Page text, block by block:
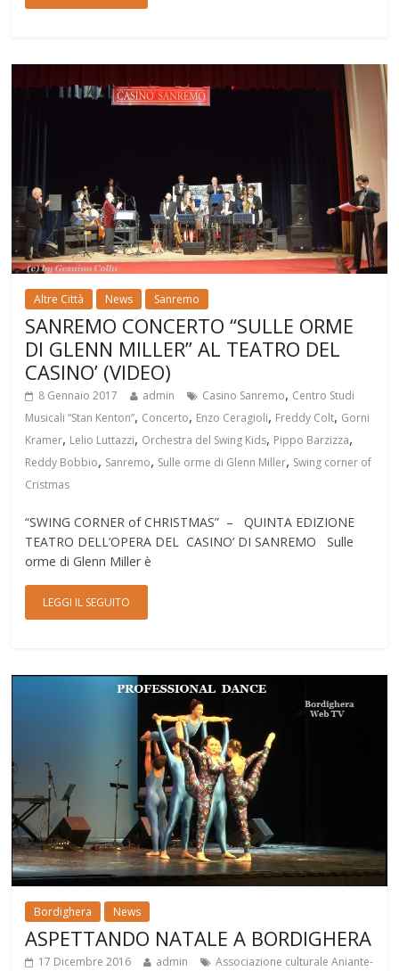
Altre Città News Sanremo
SANREMO CONCERTO “SULLE ORME
DI GLENN MILLER” AL TEATRO DEL
CASINO’ (VIDEO)
8 Gennaio 2017 admin Casino Sanremo, Centro Studi
Musicali “Stan Kenton”, Concerto, Enzo Ceragioli, Freddy Colt, Gorni
Kramer, Lelio Luttazzi, Orchestra del Swing Kids, Pippo Barzizza,
Reddy Bobbio, Sanremo, Sulle orme di Glenn Miller, Swing corner of
Cristmas
“SWING CORNER of CHRISTMAS” – QUINTA EDIZIONE
TEATRO DELL’OPERA DEL CASINO’ DI SANREMO Sulle
orme di Glenn Miller è
LEGGI IL SEGUITO
Bordighera News
ASPETTANDO NATALE A BORDIGHERA
17 Dicembre 2016 admin
Associazione culturale Aniante-